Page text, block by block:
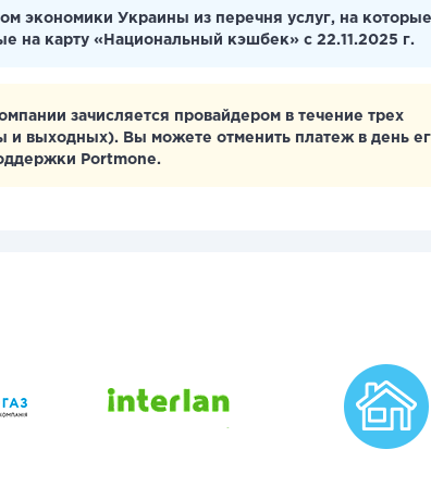
экономики Украины из перечня услуг, на которые
на карту «Национальный кэшбек» с 22.11.2025 г.
зачисляется провайдером в течение трех
и выходных). Вы можете отменить платеж в день
Portmone.